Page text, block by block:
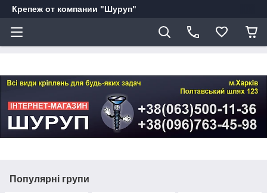
Крепеж от компании "Шуруп"
Популярні групи